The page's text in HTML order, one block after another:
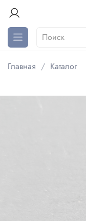
Главная Каталог